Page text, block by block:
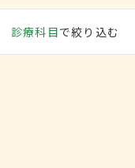
診療科目で絞り込む